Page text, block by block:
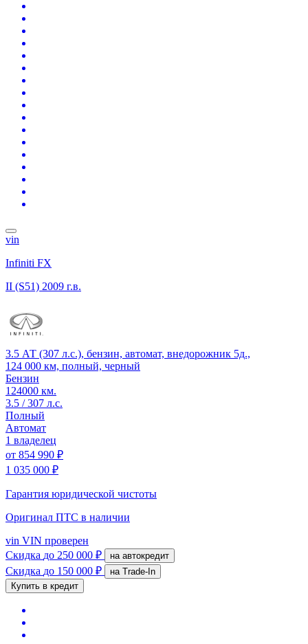
vin
Infiniti FX
II (S51) 2009 г.в.
3.5 АТ (307 л.с.), бензин, автомат, внедорожник 5д.,
124 000 км, полный, черный
Бензин
124000 км.
3.5 / 307 л.с.
Полный
Автомат
1 владелец
от 854 990 ₽
1 035 000 ₽
Гарантия юридической чистоты
Оригинал ПТС в наличии
vin VIN проверен
Скидка до 250 000 ₽ на автокредит
Скидка до 150 000 ₽
на Trade-In
Купить в кредит